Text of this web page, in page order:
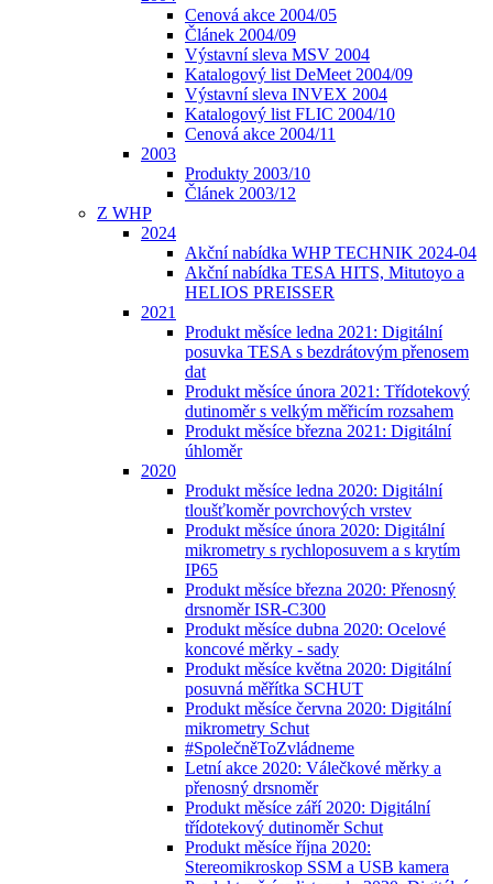
Cenová akce 2004/05
Článek 2004/09
Výstavní sleva MSV 2004
Katalogový list DeMeet 2004/09
Výstavní sleva INVEX 2004
Katalogový list FLIC 2004/10
Cenová akce 2004/11
2003
Produkty 2003/10
Článek 2003/12
Z WHP
2024
Akční nabídka WHP TECHNIK 2024-04
Akční nabídka TESA HITS, Mitutoyo a
HELIOS PREISSER
2021
Produkt měsíce ledna 2021: Digitální
posuvka TESA s bezdrátovým přenosem
dat
Produkt měsíce února 2021: Třídotekový
dutinoměr s velkým měřicím rozsahem
Produkt měsíce března 2021: Digitální
úhloměr
2020
Produkt měsíce ledna 2020: Digitální
tloušťkoměr povrchových vrstev
Produkt měsíce února 2020: Digitální
mikrometry s rychloposuvem a s krytím
IP65
Produkt měsíce března 2020: Přenosný
drsnoměr ISR-C300
Produkt měsíce dubna 2020: Ocelové
koncové měrky - sady
Produkt měsíce května 2020: Digitální
posuvná měřítka SCHUT
Produkt měsíce června 2020: Digitální
mikrometry Schut
#SpolečněToZvládneme
Letní akce 2020: Válečkové měrky a
přenosný drsnoměr
Produkt měsíce září 2020: Digitální
třídotekový dutinoměr Schut
Produkt měsíce října 2020:
Stereomikroskop SSM a USB kamera